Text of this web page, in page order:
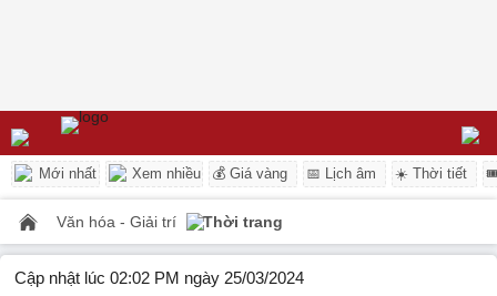
Mới nhất Xem nhiều 💰 Giá vàng 📅 Lịch âm ☀️ Thời tiết
Văn hóa - Giải trí Thời trang
Cập nhật lúc 02:02 PM ngày 25/03/2024